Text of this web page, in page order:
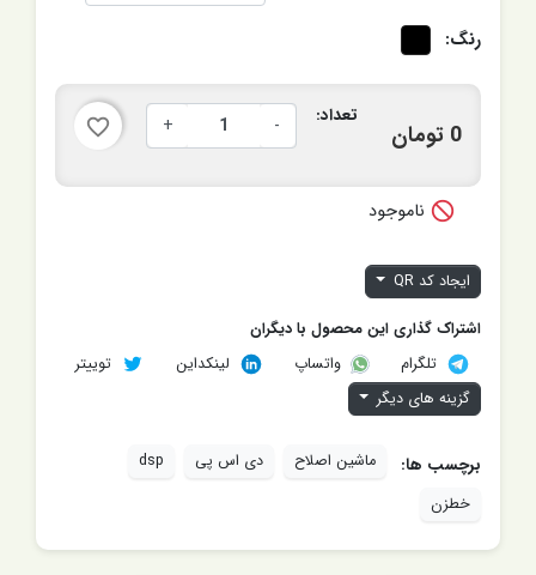
رنگ:
0 تومان
تعداد: -
+
favorite_border
 ناموجود
ایجاد کد QR
اشتراک گذاری این محصول با دیگران
تلگرام
واتساپ لینکداین
توییتر
گزینه های دیگر
برچسب ها: ماشین اصلاح دی اس پی
dsp
خطزن